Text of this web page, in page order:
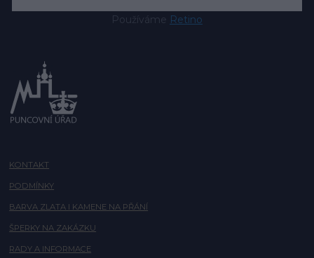
Používáme Retino
KONTAKT
PODMÍNKY
BARVA ZLATA I KAMENE NA PŘÁNÍ
ŠPERKY NA ZAKÁZKU
RADY A INFORMACE